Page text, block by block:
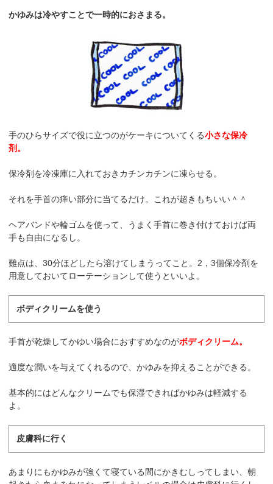
かゆみは冷やすことで一時的におさまる。
手のひらサイズで役に立つのがケーキについてくる小さな保冷
剤。
保冷剤を冷凍庫に入れておきカチンカチンに凍らせる。
それを手首の痒い部分に当てるだけ。これが超きもちいい＾＾
ヘアバンドや輪ゴムを使って、うまく手首に巻き付けておけば両
手も自由になるし。
難点は、30分ほどしたら溶けてしまうってこと。2，3個保冷剤を
用意しておいてローテーションして使うといいよ。
ボディクリームを使う
手首が乾燥してかゆい場合におすすめなのがボディクリーム。
適度な潤いを与えてくれるので、かゆみを抑えることができる。
基本的にはどんなクリームでも保湿できればかゆみは軽減する
よ。
皮膚科に行く
あまりにもかゆみが強くて寝ている間にかきむしってしまい、朝